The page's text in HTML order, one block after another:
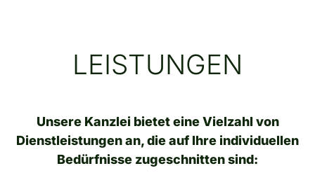
LEISTUNGEN
Unsere Kanzlei bietet eine Vielzahl von
Dienstleistungen an, die auf Ihre individuellen
Bedürfnisse zugeschnitten sind: